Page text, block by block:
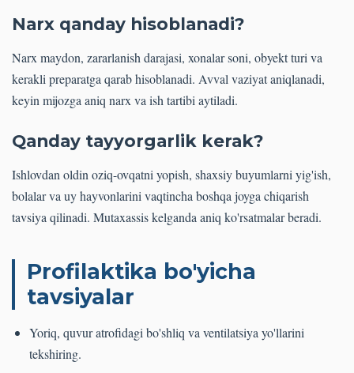
Narx qanday hisoblanadi?
Narx maydon, zararlanish darajasi, xonalar soni, obyekt turi va
kerakli preparatga qarab hisoblanadi. Avval vaziyat aniqlanadi,
keyin mijozga aniq narx va ish tartibi aytiladi.
Qanday tayyorgarlik kerak?
Ishlovdan oldin oziq-ovqatni yopish, shaxsiy buyumlarni yig'ish,
bolalar va uy hayvonlarini vaqtincha boshqa joyga chiqarish
tavsiya qilinadi. Mutaxassis kelganda aniq ko'rsatmalar beradi.
Profilaktika bo'yicha
tavsiyalar
Yoriq, quvur atrofidagi bo'shliq va ventilatsiya yo'llarini
tekshiring.